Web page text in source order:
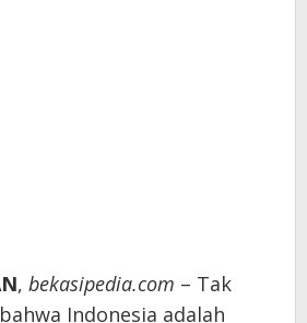
, bekasipedia.com – Tak
Indonesia adalah